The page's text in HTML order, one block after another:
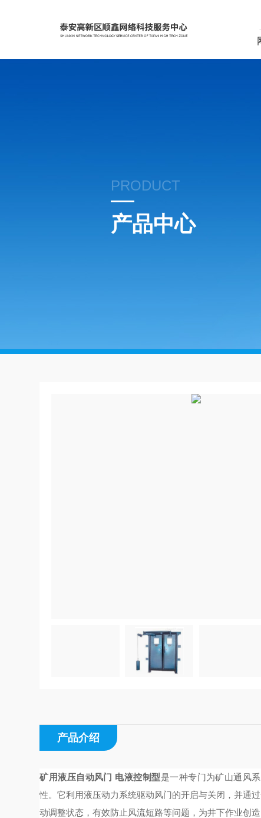
PRODUCT
产品中心
产品介绍
矿用液压自动风门 电液控制型是一种专门为矿山通风
性。它利用液压动力系统驱动风门的开启与关闭，并通
动调整状态，有效防止风流短路等问题，为井下作业创造